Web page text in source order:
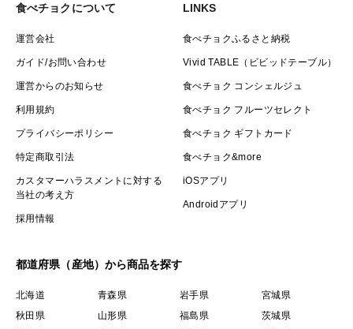
食べチョクについて
運営会社
ガイド/お問い合わせ
運営からのお知らせ
利用規約
プライバシーポリシー
特定商取引法
カスタマーハラスメントに対する
当社の考え方
採用情報
LINKS
食べチョクふるさと納税
Vivid TABLE（ビビッドテーブル）
食べチョク コンシェルジュ
食べチョク フルーツセレクト
食べチョク ギフトカード
食べチョク&more
iOSアプリ
Androidアプリ
都道府県（産地）から商品を探す
北海道 青森県 岩手県
宮城県
秋田県
山形県 福島県
茨城県